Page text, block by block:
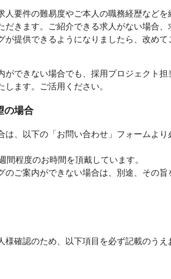
人要件の難易度やご本人の職務経歴などを
きます。ご紹介できる求人がない場合、
が提供できるようになりましたら、改めて
ができない場合でも、採用プロジェクト担
ます。ご活用ください。
の場合
は、以下の「お問い合わせ」フォームより
程度のお時間を頂戴しています。
のご案内ができない場合は、別途、その旨
様確認のため、以下項目を必ず記載のうえ